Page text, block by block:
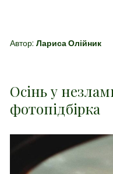
Автор: Лариса Олійник
Осінь у
фотопідбірка